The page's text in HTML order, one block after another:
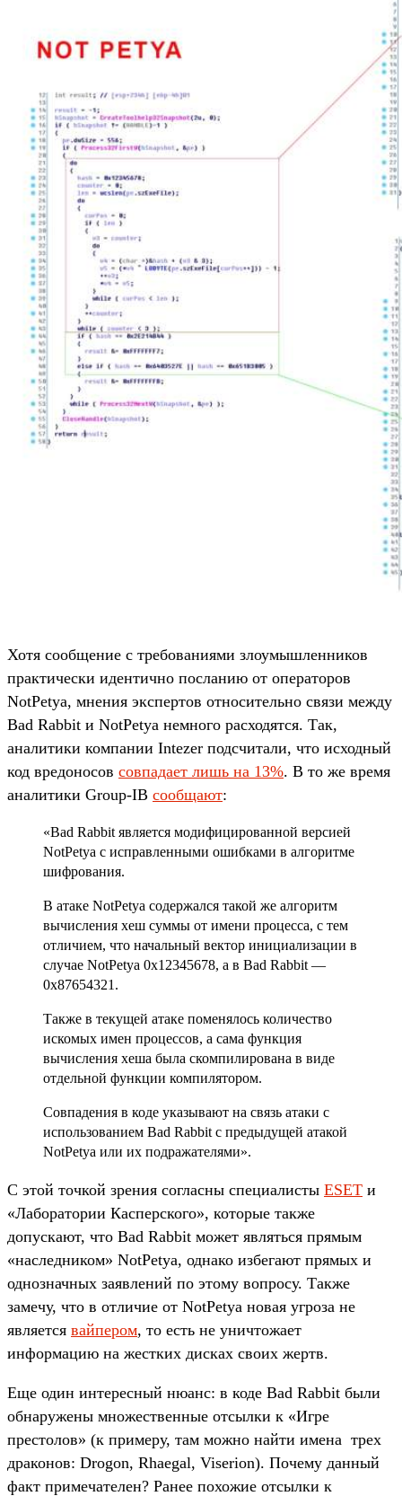
Хотя сообщение с требованиями злоумышленников
практически идентично посланию от операторов
NotPetya, мнения экспертов относительно связи между
Bad Rabbit и NotPetya немного расходятся. Так,
аналитики компании Intezer подсчитали, что исходный
код вредоносов совпадает лишь на 13%. В то же время
аналитики Group-IB сообщают:
«Bad Rabbit является модифицированной версией
NotPetya с исправленными ошибками в алгоритме
шифрования.
В атаке NotPetya содержался такой же алгоритм
вычисления хеш суммы от имени процесса, с тем
отличием, что начальный вектор инициализации в
случае NotPetya 0x12345678, а в Bad Rabbit —
0x87654321.
Также в текущей атаке поменялось количество
искомых имен процессов, а сама функция
вычисления хеша была скомпилирована в виде
отдельной функции компилятором.
Совпадения в коде указывают на связь атаки с
использованием Bad Rabbit с предыдущей атакой
NotPetya или их подражателями».
С этой точкой зрения согласны специалисты ESET и
«Лаборатории Касперского», которые также
допускают, что Bad Rabbit может являться прямым
«наследником» NotPetya, однако избегают прямых и
однозначных заявлений по этому вопросу. Также
замечу, что в отличие от NotPetya новая угроза не
является вайпером, то есть не уничтожает
информацию на жестких дисках своих жертв.
Еще один интересный нюанс: в коде Bad Rabbit были
обнаружены множественные отсылки к «Игре
престолов» (к примеру, там можно найти имена трех
драконов: Drogon, Rhaegal, Viserion). Почему данный
факт примечателен? Ранее похожие отсылки к